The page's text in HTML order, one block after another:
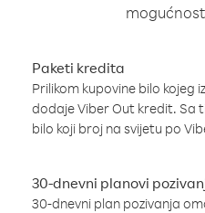
Paketi kredita
Prilikom kupovine bilo kojeg
dodaje Viber Out kredit. Sa
bilo koji broj na svijetu po
30-dnevni planovi
30-dnevni plan pozivanja